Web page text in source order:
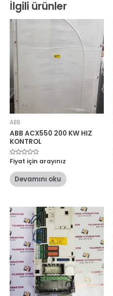
İlgili ürünler
ABB
ABB ACX550 200 KW HIZ
KONTROL
5
üzerinden
oy
aldı
Fiyat için arayınız
Devamını oku